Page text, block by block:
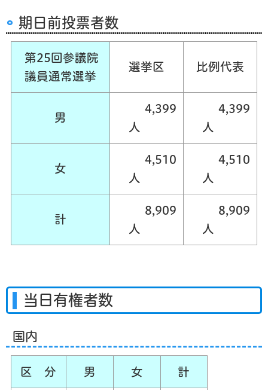
期日前投票者数
第25回参議院
議員通常選挙
選挙区 比例代表
男
4,399
人
4,399
人
女
4,510
人
4,510
人
計
8,909
人
8,909
人
当日有権者数
国内
区 分 男 女 計